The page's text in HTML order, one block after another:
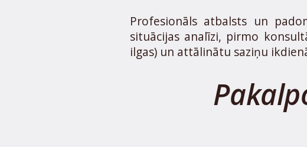
Profesionāls atbalsts un
situācijas analīzi, pirmo
ilgas) un attālinātu saziņu